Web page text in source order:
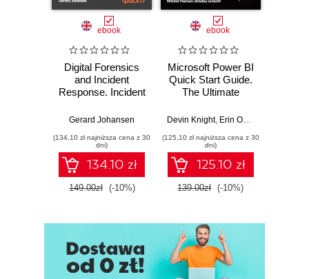
ebook
Digital Forensics
and Incident
Response. Incident
and techniques for
threat response -
Fourth Edition
Gerard Johansen
(134,10 zł najniższa cena z 30
dni)
134.10 zł
149.00zł (-10%)
ebook
Microsoft Power BI
Quick Start Guide.
The Ultimate
to Power BI, Data
Tools, and
Microsoft Fabric -
Fourth Edition
Devin Knight, Erin Ostrowsky
(125,10 zł najniższa cena z 30
dni)
125.10 zł
139.00zł (-10%)